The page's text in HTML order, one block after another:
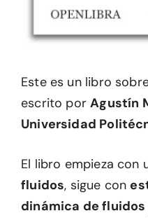
Este es un libro
escrito porAgustín
Universidad
El libro empieza con
fluidos, sigue con
dinámica de